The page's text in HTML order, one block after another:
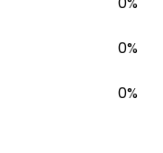
0%
0%